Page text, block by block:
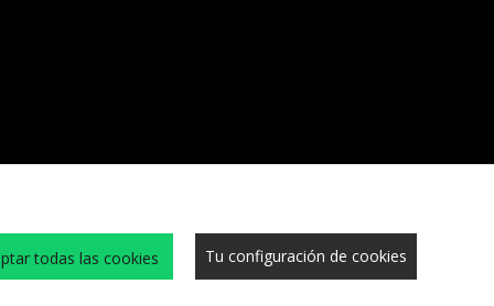
y condiciones Cookies Trabaja con nosotros Sitio Seguro Privacidad
Tu configuración de cookies
todas las cookies